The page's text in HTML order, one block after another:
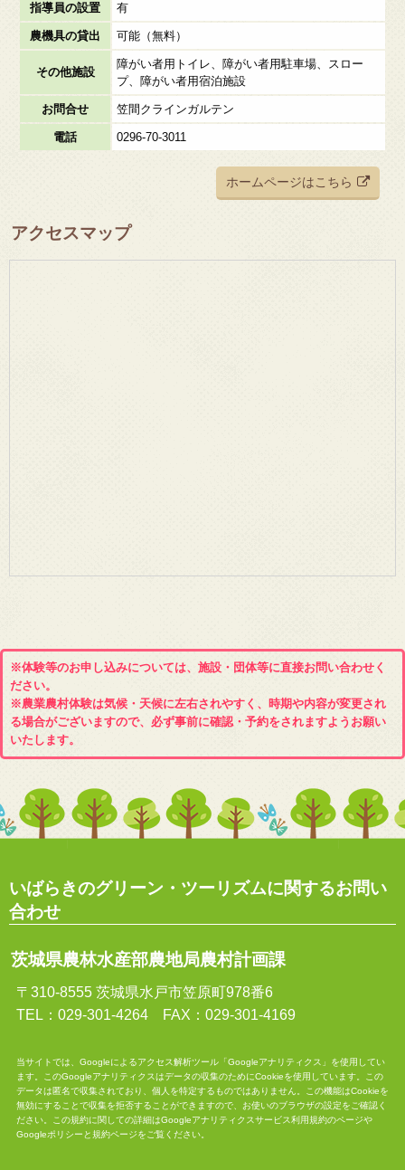
指導員の設置 有
農機具の貸出 可能（無料）
その他施設
障がい者用トイレ、障がい者用駐車場、スロー
プ、障がい者用宿泊施設
お問合せ 笠間クラインガルテン
電話 0296-70-3011
ホームページはこちら
アクセスマップ
※体験等のお申し込みについては、施設・団体等に直接お問い合わせく
ださい。
※農業農村体験は気候・天候に左右されやすく、時期や内容が変更され
る場合がございますので、必ず事前に確認・予約をされますようお願い
いたします。
いばらきのグリーン・ツーリズムに関するお問い
合わせ
茨城県農林水産部農地局農村計画課
〒310-8555 茨城県水戸市笠原町978番6
TEL：029-301-4264 FAX：029-301-4169
当サイトでは、Googleによるアクセス解析ツール「Googleアナリティクス」を使用してい
ます。このGoogleアナリティクスはデータの収集のためにCookieを使用しています。この
データは匿名で収集されており、個人を特定するものではありません。この機能はCookieを
無効にすることで収集を拒否することができますので、お使いのブラウザの設定をご確認く
ださい。この規約に関しての詳細はGoogleアナリティクスサービス利用規約のページや
Googleポリシーと規約ページをご覧ください。